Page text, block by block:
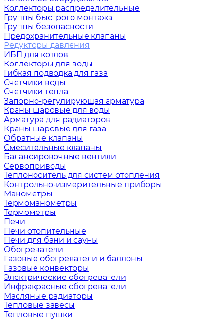
Коллекторы распределительные
Группы быстрого монтажа
Группы безопасности
Предохранительные клапаны
Редукторы давления
ИБП для котлов
Коллекторы для воды
Гибкая подводка для газа
Счетчики воды
Счетчики тепла
Запорно-регулирующая арматура
Краны шаровые для воды
Арматура для радиаторов
Краны шаровые для газа
Обратные клапаны
Смесительные клапаны
Балансировочные вентили
Сервоприводы
Теплоноситель для систем отопления
Контрольно-измерительные приборы
Манометры
Термоманометры
Термометры
Печи
Печи отопительные
Печи для бани и сауны
Обогреватели
Газовые обогреватели и баллоны
Газовые конвекторы
Электрические обогреватели
Инфракрасные обогреватели
Масляные радиаторы
Тепловые завесы
Тепловые пушки